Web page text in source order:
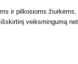
ir pilkosioms
veiksmingumą